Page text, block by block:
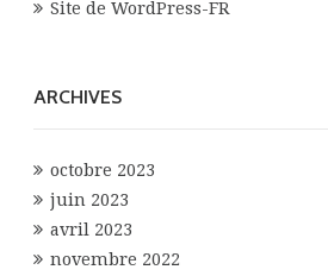
Site de WordPress-FR
ARCHIVES
octobre 2023
juin 2023
avril 2023
novembre 2022